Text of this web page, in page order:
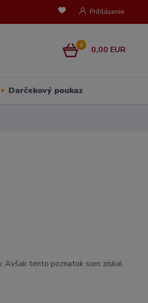
Prihlásenie
0 0,00 EUR
Darčekový poukaz
Avšak tento poznatok som získal